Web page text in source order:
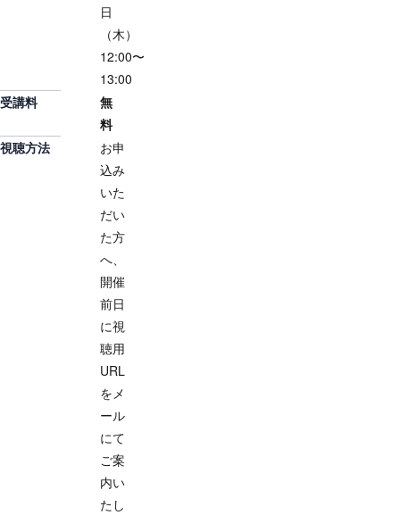
日
（木）
12:00〜
13:00
受講料
無
料
視聴方法
お申
込み
いた
だい
た方
へ、
開催
前日
に視
聴用
URL
をメ
ール
にて
ご案
内い
たし